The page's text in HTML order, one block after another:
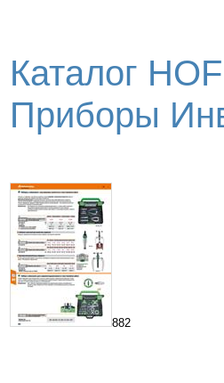
Каталог
Приборы
882